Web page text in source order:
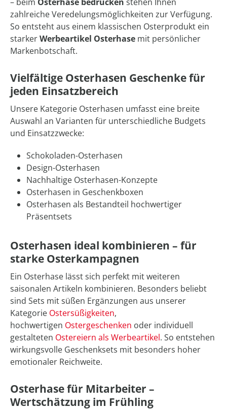
zahlreiche Veredelungsmöglichkeiten zur Verfügung.
So entsteht aus einem klassischen Osterprodukt ein
starkerWerbeartikel Osterhase mit persönlicher
Markenbotschaft.
Vielfältige Osterhasen Geschenke für
jeden Einsatzbereich
Unsere Kategorie Osterhasen umfasst eine breite
Auswahl an Varianten für unterschiedliche Budgets
und Einsatzzwecke:
Schokoladen-Osterhasen
Design-Osterhasen
Nachhaltige Osterhasen-Konzepte
Osterhasen in Geschenkboxen
Osterhasen als Bestandteil hochwertiger
Präsentsets
Osterhasen ideal kombinieren – für
starke Osterkampagnen
Ein Osterhase lässt sich perfekt mit weiteren
saisonalen Artikeln kombinieren. Besonders beliebt
sind Sets mit süßen Ergänzungen aus unserer
Kategorie Ostersüßigkeiten,
hochwertigen Ostergeschenken oder individuell
gestalteten Ostereiern als Werbeartikel. So entstehen
wirkungsvolle Geschenksets mit besonders hoher
emotionaler Reichweite.
Osterhase für Mitarbeiter –
Wertschätzung im Frühling